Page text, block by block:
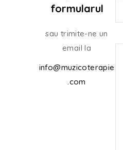
formularul
sau trimite-ne un
email la
info@muzicoterapie
.com